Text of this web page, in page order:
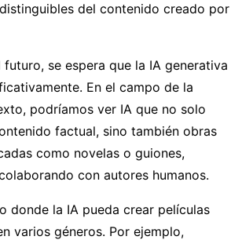
del contenido creado por
se espera que la IA generativa
En el campo de la
podríamos ver IA que no solo
factual, sino también obras
como novelas o guiones,
con autores humanos.
donde la IA pueda crear películas
varios géneros. Por ejemplo,